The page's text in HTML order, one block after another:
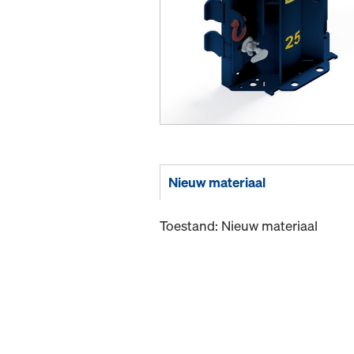
Nieuw materiaal
Toestand: Nieuw materiaal